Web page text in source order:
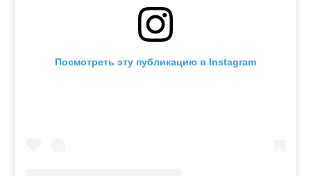
Посмотреть эту публикацию в Instagram